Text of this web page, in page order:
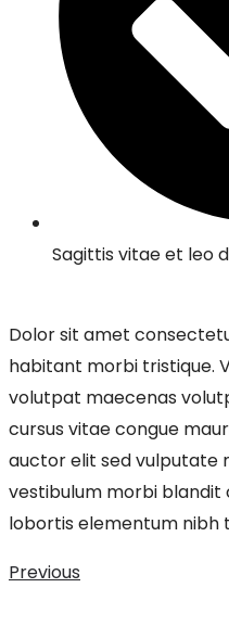
Sagittis vitae et leo
Dolor sit amet
habitant morbi tristique.
volutpat maecenas
cursus vitae congue
auctor elit sed vulputate
vestibulum morbi blandit
lobortis elementum nibh
Previous